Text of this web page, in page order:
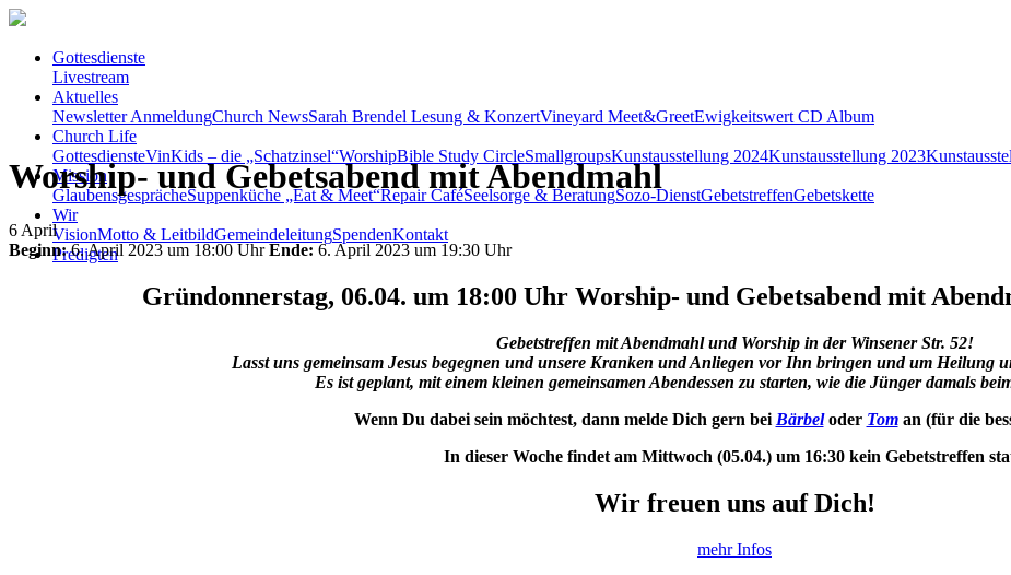
Gottesdienste
Livestream
Aktuelles
Newsletter AnmeldungChurch NewsSarah Brendel Lesung & KonzertVineyard Meet&GreetEwigkeitswert CD Album
Church Life
GottesdiensteVinKids – die „Schatzinsel“WorshipBible Study CircleSmallgroupsKunstausstellung 2024Kunstausstellung 2023
Mission
GlaubensgesprächeSuppenküche „Eat & Meet“Repair CaféSeelsorge & BeratungSozo-DienstGebetstreffenGebetskette
Wir
VisionMotto & LeitbildGemeindeleitungSpendenKontakt
Predigten
Worship- und Gebetsabend mit Abendmahl
6 April
Beginn:6. April 2023 um 18:00 UhrEnde: 6. April 2023 um 19:30 Uhr
Gründonnerstag, 06.04. um 18:00 UhrWorship- und Gebetsabend mit
Gebetstreffen mit Abendmahl und Worship in der Winsener Str. 52!
Lasst uns gemeinsam Jesus begegnen und unsere Kranken und Anliegen vor Ihn bringen und um Heilung
Es ist geplant, mit einem kleinen gemeinsamen Abendessen zu starten, wie die Jünger damals
Wenn Du dabei sein möchtest, dann melde Dich gern bei Bärbeloder Toman (für die
In dieser Woche findet am Mittwoch (05.04.) um 16:30 kein Gebetstreffen
Wir freuen uns auf Dich!
mehr Infos